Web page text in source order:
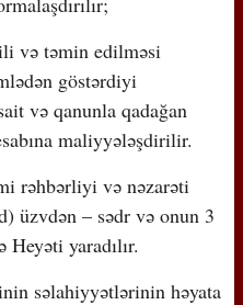
və təmin edilməsi
göstərdiyi
və qanunla qadağan
maliyyələşdirilir.
rəhbərliyi və nəzarəti
üzvdən – sədr və onun 3
yaradılır.
səlahiyyətlərinin həyata